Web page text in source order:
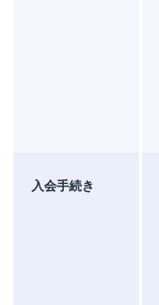
入会手続き